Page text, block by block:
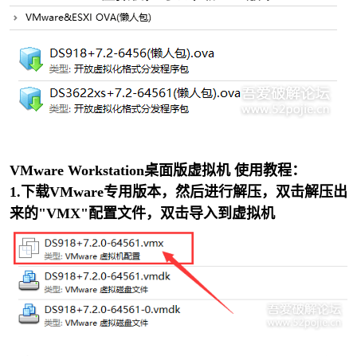
VMware Workstation桌面版虚拟机 使用教程：
1.下载VMware专用版本，然后进行解压，双击解压出
来的"VMX"配置文件，双击导入到虚拟机